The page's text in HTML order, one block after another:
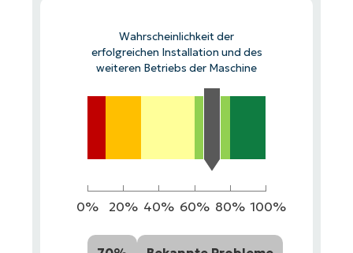
Wahrscheinlichkeit der
erfolgreichen Installation und des
weiteren Betriebs der Maschine
0% 20% 40% 60% 80% 100%